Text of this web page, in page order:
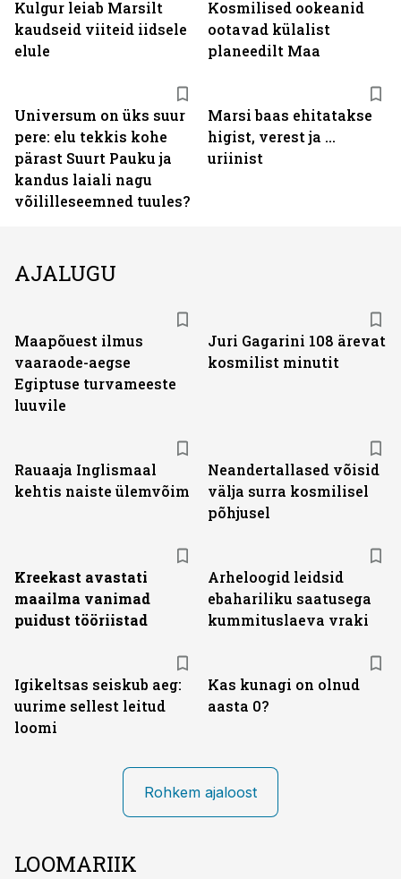
Kulgur leiab Marsilt
kaudseid viiteid iidsele
elule
Kosmilised ookeanid
ootavad külalist
planeedilt Maa
Universum on üks suur
pere: elu tekkis kohe
pärast Suurt Pauku ja
kandus laiali nagu
võililleseemned tuules?
Marsi baas ehitatakse
higist, verest ja ...
uriinist
AJALUGU
Maapõuest ilmus
vaaraode-aegse
Egiptuse turvameeste
luuvile
Juri Gagarini 108 ärevat
kosmilist minutit
Rauaaja Inglismaal
kehtis naiste ülemvõim
Neandertallased võisid
välja surra kosmilisel
põhjusel
Kreekast avastati
maailma vanimad
puidust tööriistad
Arheloogid leidsid
ebahariliku saatusega
kummituslaeva vraki
Igikeltsas seiskub aeg:
uurime sellest leitud
loomi
Kas kunagi on olnud
aasta 0?
Rohkem ajaloost
LOOMARIIK